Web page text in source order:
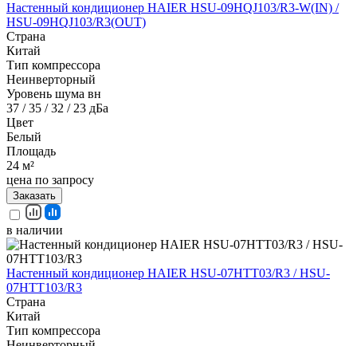
Настенный кондиционер HAIER HSU-09HQJ103/R3-W(IN) /
HSU-09HQJ103/R3(OUT)
Страна
Китай
Тип компрессора
Неинверторный
Уровень шума вн
37 / 35 / 32 / 23 дБа
Цвет
Белый
Площадь
24 м²
цена по запросу
Заказать
в наличии
Настенный кондиционер HAIER HSU-07HTT03/R3 / HSU-
07HTT103/R3
Страна
Китай
Тип компрессора